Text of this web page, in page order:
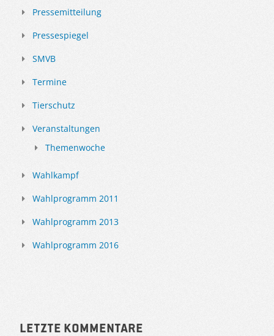
Pressemitteilung
Pressespiegel
SMVB
Termine
Tierschutz
Veranstaltungen
Themenwoche
Wahlkampf
Wahlprogramm 2011
Wahlprogramm 2013
Wahlprogramm 2016
Letzte Kommentare